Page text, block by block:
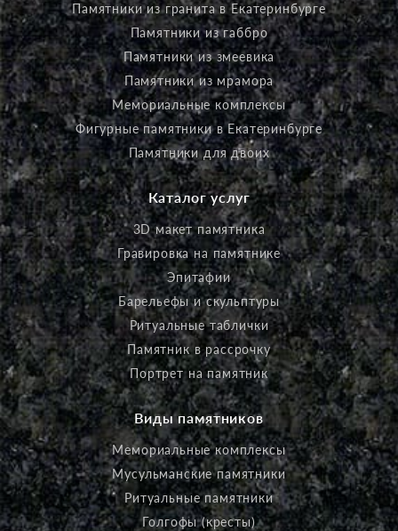
Памятники из гранита в Екатеринбурге
Памятники из габбро
Памятники из змеевика
Памятники из мрамора
Мемориальные комплексы
Фигурные памятники в Екатеринбурге
Памятники для двоих
Каталог услуг
3D макет памятника
Гравировка на памятнике
Эпитафии
Барельефы и скульптуры
Ритуальные таблички
Памятник в рассрочку
Портрет на памятник
Виды памятников
Мемориальные комплексы
Мусульманские памятники
Ритуальные памятники
Голгофы (кресты)